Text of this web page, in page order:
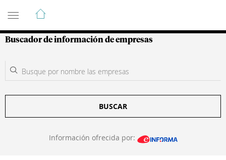
Guía de Empresas Colombianas
Buscador de información de empresas
BUSCAR
Información ofrecida por: